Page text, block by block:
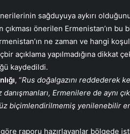
sağduyuya aykırı
çıkması önerilen Ermenistan’ın
ne zaman ve hangi
açıklama yapılmadığına dikkat
kaydedildi.
, “Rus doğalgazını reddederek
Ermenilere de aynı
biçimlendirilmemiş yenilenebilir
raporu hazırlayanlar bölgede